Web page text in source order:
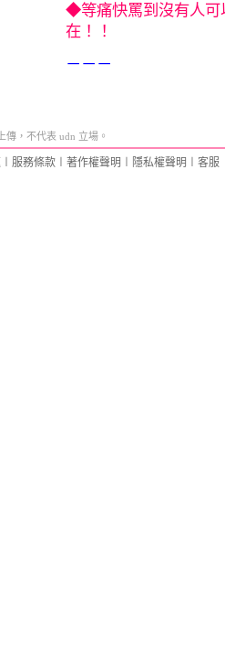
◆等痛快罵到沒有人可
在！！
－－－
，不代表 udn 立場。
服務條款 著作權聲明 隱私權聲明 客服